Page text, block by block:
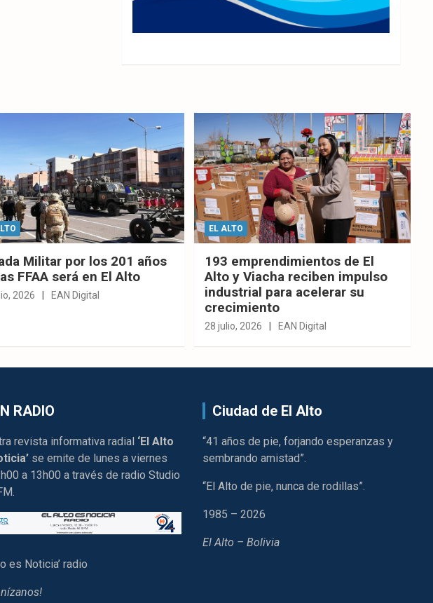
Militar por los 201 años
FFAA será en El Alto
2026 EAN Digital
EL ALTO
193 emprendimientos de El
Alto y Viacha reciben impulso
industrial para acelerar su
crecimiento
28 julio, 2026 EAN Digital
RADIO
revista informativa radial ‘El Alto
se emite de lunes a viernes
a 13h00 a través de radio Studio
es Noticia’ radio
Ciudad de El Alto
“41 años de pie, forjando esperanzas y
sembrando amistad”.
“El Alto de pie, nunca de rodillas”.
1985 – 2026
El Alto – Bolivia